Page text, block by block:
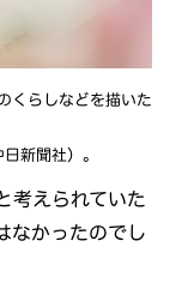
くらしなどを描いた
新聞社）。
考えられていた
なかったのでし